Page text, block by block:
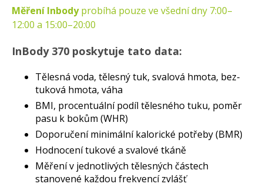
Měření Inbodyprobíhá pouze ve všední dny 7:00–
12:00 a 15:00–20:00
InBody 370 poskytuje tato data:
Tělesná voda, tělesný tuk, svalová hmota, bez-
tuková hmota, váha
BMI, procentuální podíl tělesného tuku, poměr
pasu k bokům (WHR)
Doporučení minimální kalorické potřeby (BMR)
Hodnocení tukové a svalové tkáně
Měření v jednotlivých tělesných částech
stanovené každou frekvencí zvlášť